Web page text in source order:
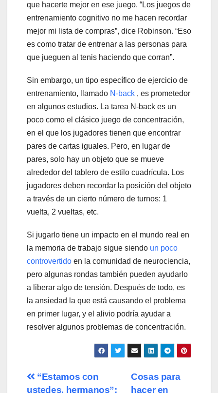
que hacerte mejor en ese juego. “Los juegos de
entrenamiento cognitivo no me hacen recordar
mejor mi lista de compras”, dice Robinson. “Eso
es como tratar de entrenar a las personas para
que jueguen al tenis haciendo que corran”.
Sin embargo, un tipo específico de ejercicio de
entrenamiento, llamado N-back , es prometedor
en algunos estudios. La tarea N-back es un
poco como el clásico juego de concentración,
en el que los jugadores tienen que encontrar
pares de cartas iguales. Pero, en lugar de
pares, solo hay un objeto que se mueve
alrededor del tablero de estilo cuadrícula. Los
jugadores deben recordar la posición del objeto
a través de un cierto número de turnos: 1
vuelta, 2 vueltas, etc.
Si jugarlo tiene un impacto en el mundo real en
la memoria de trabajo sigue siendo un poco
controvertido en la comunidad de neurociencia,
pero algunas rondas también pueden ayudarlo
a liberar algo de tensión. Después de todo, es
la ansiedad la que está causando el problema
en primer lugar, y el alivio podría ayudar a
resolver algunos problemas de concentración.
Navegación
Cosas para
hacer en
“Estamos con
ustedes, hermanos”: